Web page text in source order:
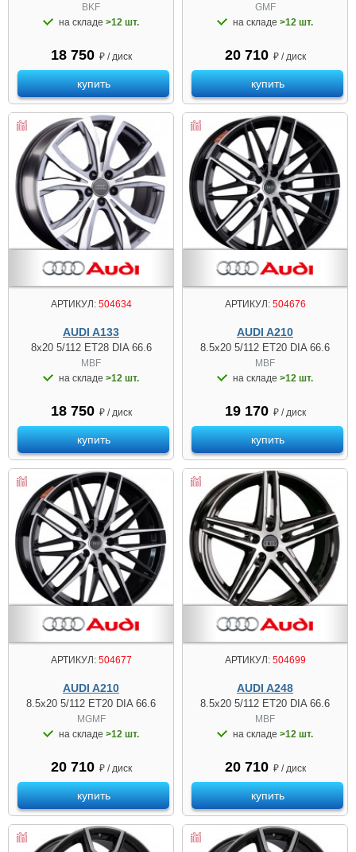
BKF
на складе >12 шт.
18 750 ₽ / диск
купить
GMF
на складе >12 шт.
20 710 ₽ / диск
купить
АРТИКУЛ:504634
AUDI A133
8x20 5/112 ET28 DIA 66.6
MBF
на складе >12 шт.
18 750 ₽ / диск
купить
АРТИКУЛ:504676
AUDI A210
8.5x20 5/112 ET20 DIA 66.6
MBF
на складе >12 шт.
19 170 ₽ / диск
купить
АРТИКУЛ:504677
AUDI A210
8.5x20 5/112 ET20 DIA 66.6
MGMF
на складе >12 шт.
20 710 ₽ / диск
купить
АРТИКУЛ:504699
AUDI A248
8.5x20 5/112 ET20 DIA 66.6
MBF
на складе >12 шт.
20 710 ₽ / диск
купить